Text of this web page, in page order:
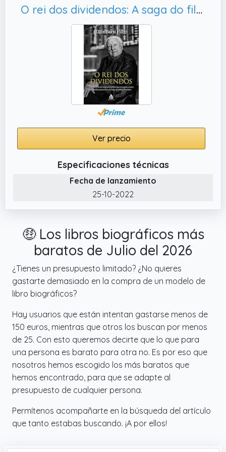
O rei dos dividendos: A saga do filho de imigrantes pobres que se tornou o maior investidor pessoa física da bolsa de valores brasileira (Portuguese Edition)
Ver precio
Especificaciones técnicas
Fecha de lanzamiento
25-10-2022
🤑 Los libros biográficos más
baratos de Julio del 2026
¿Tienes un presupuesto limitado? ¿No quieres
gastarte demasiado en la compra de un modelo de
libro biográficos?
Hay usuarios que están intentan gastarse menos de
150 euros, mientras que otros los buscan por menos
de 25. Con esto queremos decirte que lo que para
una persona es barato para otra no. Es por eso que
nosotros hemos escogido los más baratos que
hemos encontrado, para que se adapte al
presupuesto de cualquier persona.
Permítenos acompañarte en la búsqueda del artículo
que tanto estabas buscando. ¡A por ellos!